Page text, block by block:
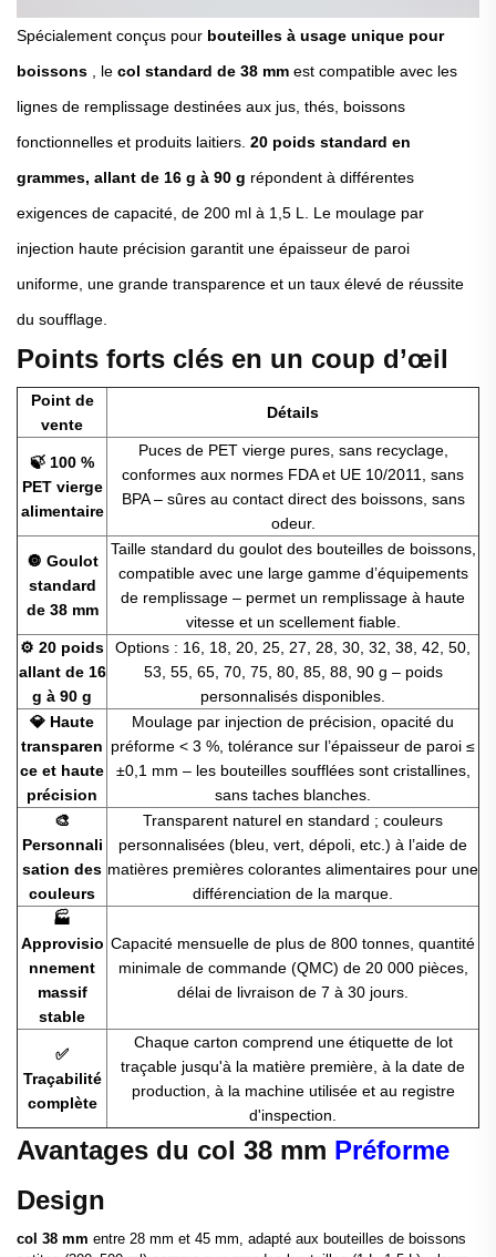
Spécialement conçus pour bouteilles à usage unique pour
boissons , le col standard de 38 mm est compatible avec les
lignes de remplissage destinées aux jus, thés, boissons
fonctionnelles et produits laitiers. 20 poids standard en
grammes, allant de 16 g à 90 g répondent à différentes
exigences de capacité, de 200 ml à 1,5 L. Le moulage par
injection haute précision garantit une épaisseur de paroi
uniforme, une grande transparence et un taux élevé de réussite
du soufflage.
Points forts clés en un coup d’œil
Point de
vente
Détails
🍃 100 %
PET vierge
alimentaire
Puces de PET vierge pures, sans recyclage,
conformes aux normes FDA et UE 10/2011, sans
BPA – sûres au contact direct des boissons, sans
odeur.
🔘 Goulot
standard
de 38 mm
Taille standard du goulot des bouteilles de boissons,
compatible avec une large gamme d’équipements
de remplissage – permet un remplissage à haute
vitesse et un scellement fiable.
⚙️ 20 poids
allant de 16
g à 90 g
Options : 16, 18, 20, 25, 27, 28, 30, 32, 38, 42, 50,
53, 55, 65, 70, 75, 80, 85, 88, 90 g – poids
personnalisés disponibles.
💎 Haute
transparen
ce et haute
précision
Moulage par injection de précision, opacité du
préforme < 3 %, tolérance sur l’épaisseur de paroi ≤
±0,1 mm – les bouteilles soufflées sont cristallines,
sans taches blanches.
🎨
Personnali
sation des
couleurs
Transparent naturel en standard ; couleurs
personnalisées (bleu, vert, dépoli, etc.) à l’aide de
matières premières colorantes alimentaires pour une
différenciation de la marque.
🏭
Approvisio
nnement
massif
stable
Capacité mensuelle de plus de 800 tonnes, quantité
minimale de commande (QMC) de 20 000 pièces,
délai de livraison de 7 à 30 jours.
✅
Traçabilité
complète
Chaque carton comprend une étiquette de lot
traçable jusqu'à la matière première, à la date de
production, à la machine utilisée et au registre
d'inspection.
Avantages du col 38 mm Préforme
Design
col 38 mm entre 28 mm et 45 mm, adapté aux bouteilles de boissons